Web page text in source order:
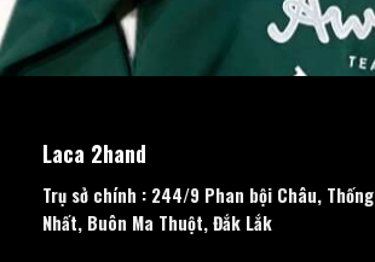
Laca 2hand
Trụ sở chính : 244/9 Phan bội Châu, Thống
Nhất, Buôn Ma Thuột, Đắk Lắk